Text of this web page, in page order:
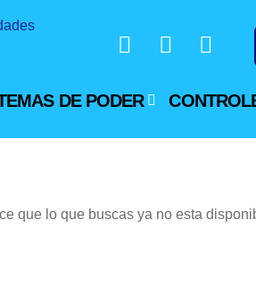
DE PODER
que lo que buscas ya no esta